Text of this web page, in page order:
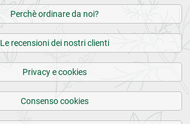
Perchè ordinare da noi?
Le recensioni dei nostri clienti
Privacy e cookies
Consenso cookies